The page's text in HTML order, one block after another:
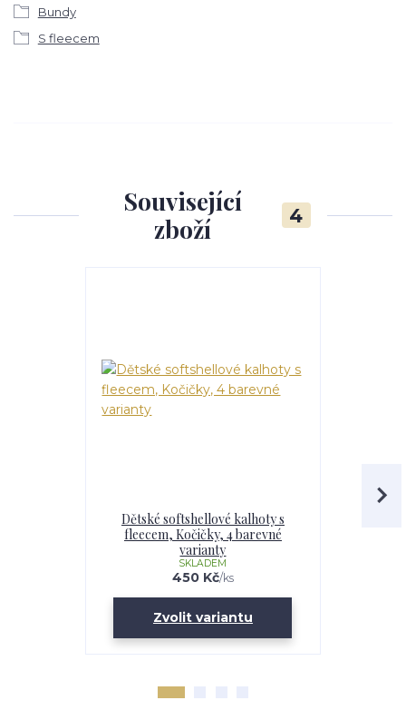
Bundy
S fleecem
Související
zboží
4
Dětské softshellové kalhoty s
fleecem, Kočičky, 4 barevné
varianty
450 Kč/ks
SKLADEM
Zvolit variantu